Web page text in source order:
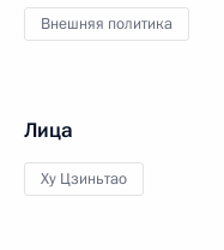
Внешняя политика
Лица
Ху Цзиньтао